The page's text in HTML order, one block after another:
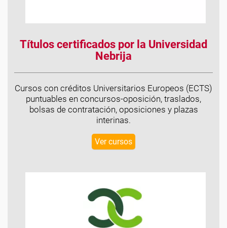
Títulos certificados por la Universidad
Nebrija
Cursos con créditos Universitarios Europeos (ECTS)
puntuables en concursos-oposición, traslados,
bolsas de contratación, oposiciones y plazas
interinas.
Ver cursos